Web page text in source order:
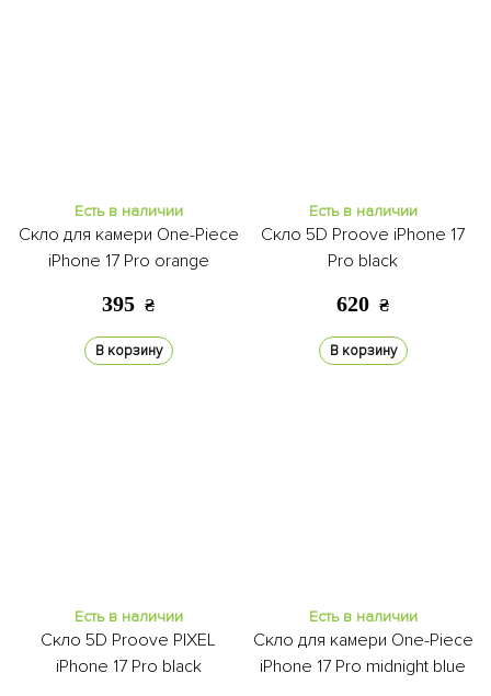
Есть в наличии
Скло для камери One-Piece
iPhone 17 Pro orange
395 ₴
В корзину
Есть в наличии
Скло 5D Proove iPhone 17
Pro black
620 ₴
В корзину
Есть в наличии
Скло 5D Proove PIXEL
iPhone 17 Pro black
Есть в наличии
Скло для камери One-Piece
iPhone 17 Pro midnight blue